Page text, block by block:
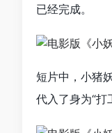
已经完成。
短片中，小猪
代入了身为“打